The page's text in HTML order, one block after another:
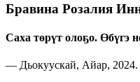
Бравина Розалия
Саха төрүт олоҕо. Өбүгэ
— Дьокуускай, Айар, 2024.